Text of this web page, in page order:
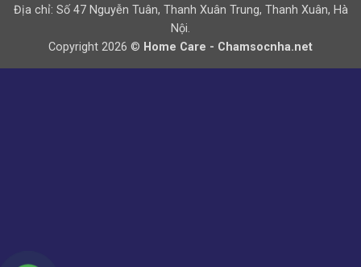
Địa chỉ: Số 47 Nguyễn Tuân, Thanh Xuân Trung, Thanh Xuân, Hà
Nội.
Copyright 2026 © Home Care - Chamsocnha.net